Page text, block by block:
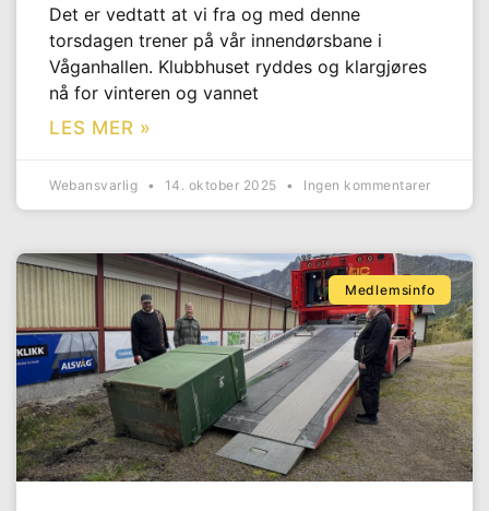
Det er vedtatt at vi fra og med denne
torsdagen trener på vår innendørsbane i
Våganhallen. Klubbhuset ryddes og klargjøres
nå for vinteren og vannet
LES MER »
Webansvarlig 14. oktober 2025 Ingen kommentarer
Medlemsinfo